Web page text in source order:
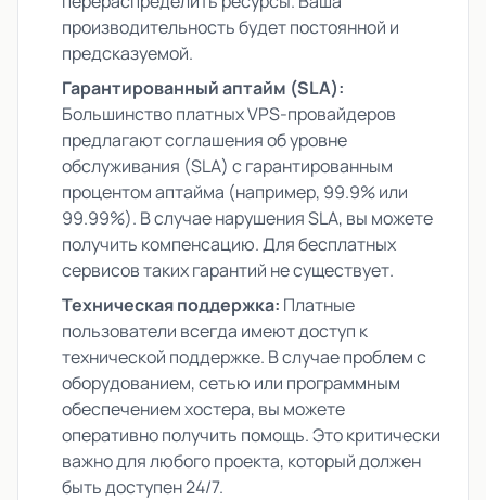
производительность будет постоянной и
предсказуемой.
Гарантированный аптайм (SLA):
Большинство платных VPS-провайдеров
предлагают соглашения об уровне
обслуживания (SLA) с гарантированным
процентом аптайма (например, 99.9% или
99.99%). В случае нарушения SLA, вы можете
получить компенсацию. Для бесплатных
сервисов таких гарантий не существует.
Техническая поддержка: Платные
пользователи всегда имеют доступ к
технической поддержке. В случае проблем с
оборудованием, сетью или программным
обеспечением хостера, вы можете
оперативно получить помощь. Это критически
важно для любого проекта, который должен
быть доступен 24/7.